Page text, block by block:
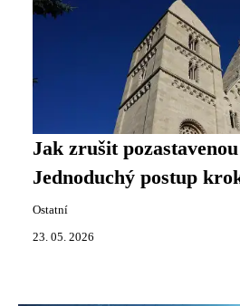
Jak zrušit
Jednoduchý postup
Ostatní
23. 05. 2026